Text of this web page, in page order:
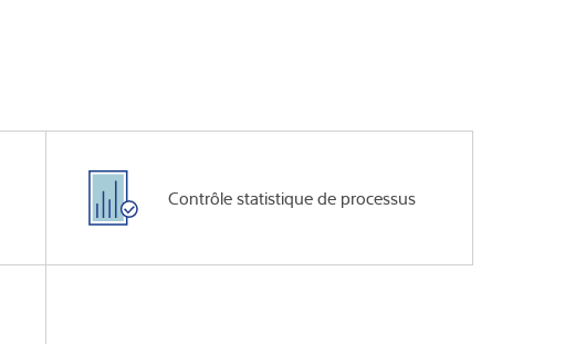
Contrôle statistique de processus